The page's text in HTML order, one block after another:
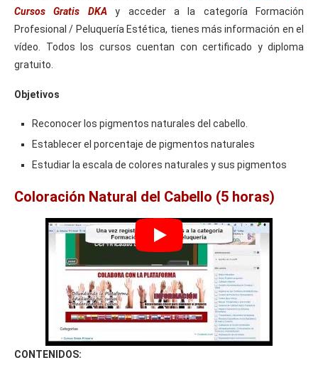
Cursos Gratis DKAy acceder a la categoría Formación
Profesional / Peluquería Estética, tienes más información en el
vídeo. Todos los cursos cuentan con certificado y diploma
gratuito.
Objetivos
Reconocer los pigmentos naturales del cabello.
Establecer el porcentaje de pigmentos naturales
Estudiar la escala de colores naturales y sus pigmentos
Coloración Natural del Cabello (5 horas)
CONTENIDOS: